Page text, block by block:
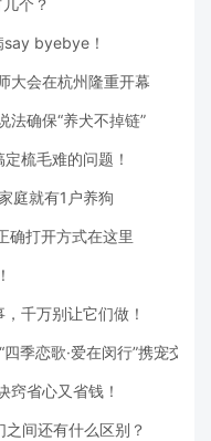
个？
byebye！
大会在杭州隆重开幕
法确保“养犬不掉链”
梳毛难的问题！
庭就有1户养狗
确打开方式在这里
千万别让它们做！
季恋歌·爱在闵行”携宠交友
窍省心又省钱！
间还有什么区别？